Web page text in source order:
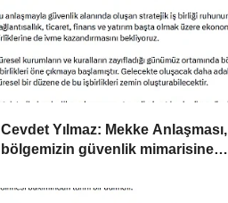
Cevdet Yılmaz: Mekke Anlaşması,
bölgemizin güvenlik mimarisine